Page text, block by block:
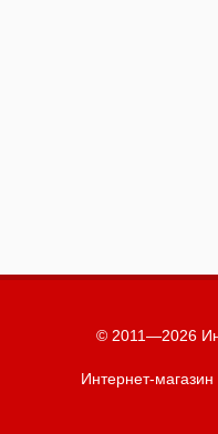
© 2011—2026
Интернет-